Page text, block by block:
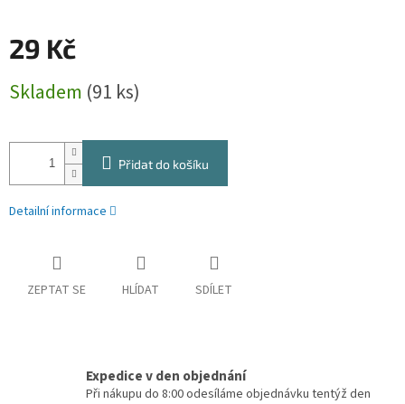
29 Kč
cena:
Skladem (91 ks)
Přidat do košíku
Detailní informace
ZEPTAT SE HLÍDAT SDÍLET
Expedice v den objednání
Při nákupu do 8:00 odesíláme objednávku tentýž den